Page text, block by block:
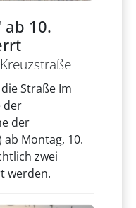
ab 10.
Straße Im
der
der
Montag, 10.
zwei
werden.